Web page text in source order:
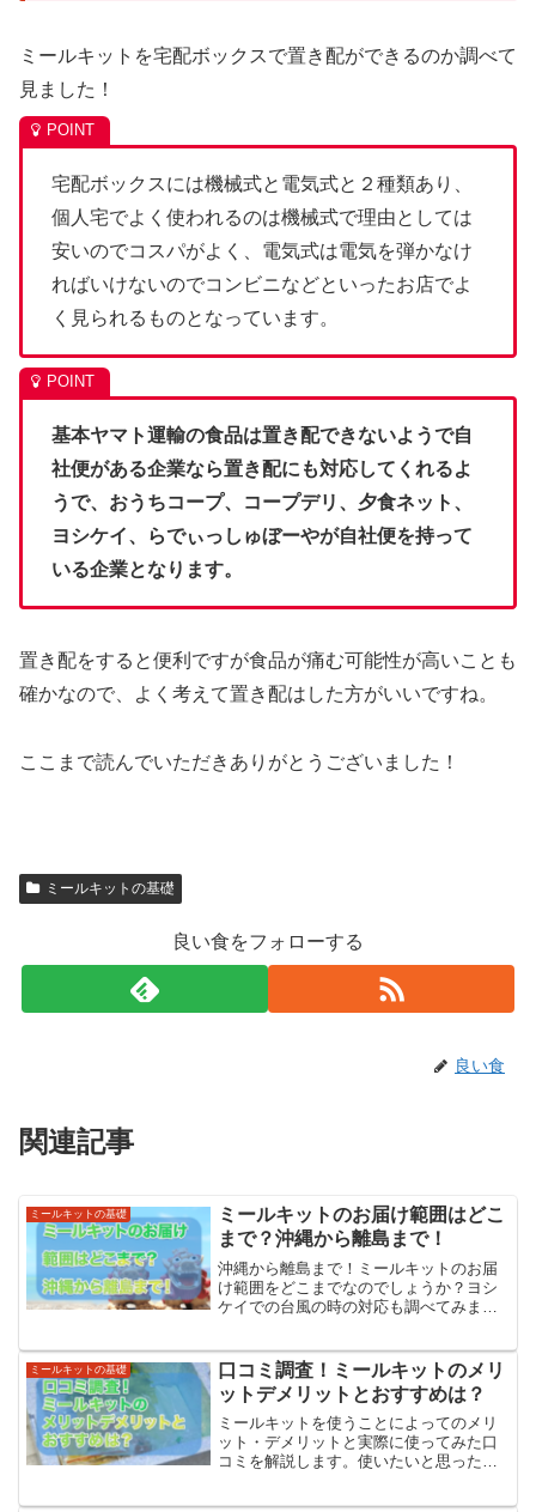
ミールキットを宅配ボックスで置き配ができるのか調べて
見ました！
宅配ボックスには機械式と電気式と２種類あり、
個人宅でよく使われるのは機械式で理由としては
安いのでコスパがよく、電気式は電気を弾かなけ
ればいけないのでコンビニなどといったお店でよ
く見られるものとなっています。
基本ヤマト運輸の食品は置き配できないようで自
社便がある企業なら置き配にも対応してくれるよ
うで、おうちコープ、コープデリ、夕食ネット、
ヨシケイ、らでぃっしゅぼーやが自社便を持って
いる企業となります。
置き配をすると便利ですが食品が痛む可能性が高いことも
確かなので、よく考えて置き配はした方がいいですね。
ここまで読んでいただきありがとうございました！
ミールキットの基礎
良い食をフォローする
良い食
関連記事
ミールキットの基礎
ミールキットのお届け範囲はどこ
まで？沖縄から離島まで！
沖縄から離島まで！ミールキットのお届
け範囲をどこまでなのでしょうか？ヨシ
ケイでの台風の時の対応も調べてみまし
ミールキットの基礎
口コミ調査！ミールキットのメリ
ットデメリットとおすすめは？
ミールキットを使うことによってのメリ
ット・デメリットと実際に使ってみた口
コミを解説します。使いたいと思った人